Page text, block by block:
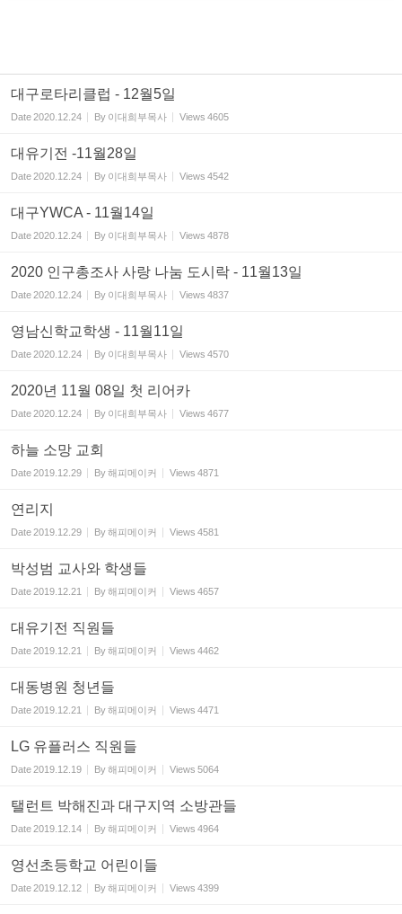
대구로타리클럽 - 12월5일
Date2020.12.24 By 이대희부목사 Views 4605
대유기전 -11월28일
Date2020.12.24 By 이대희부목사 Views 4542
대구YWCA - 11월14일
Date2020.12.24 By 이대희부목사 Views 4878
2020 인구총조사 사랑 나눔 도시락 - 11월13일
Date2020.12.24 By 이대희부목사 Views 4837
영남신학교학생 - 11월11일
Date2020.12.24 By 이대희부목사 Views 4570
2020년 11월 08일 첫 리어카
Date2020.12.24 By 이대희부목사 Views 4677
하늘 소망 교회
Date2019.12.29 By해피메이커 Views 4871
연리지
Date2019.12.29 By해피메이커 Views 4581
박성범 교사와 학생들
Date2019.12.21 By해피메이커 Views 4657
대유기전 직원들
Date2019.12.21 By해피메이커 Views 4462
대동병원 청년들
Date2019.12.21 By해피메이커 Views 4471
LG 유플러스 직원들
Date2019.12.19 By해피메이커 Views 5064
탤런트 박해진과 대구지역 소방관들
Date2019.12.14 By해피메이커 Views 4964
영선초등학교 어린이들
Date2019.12.12 By해피메이커 Views 4399